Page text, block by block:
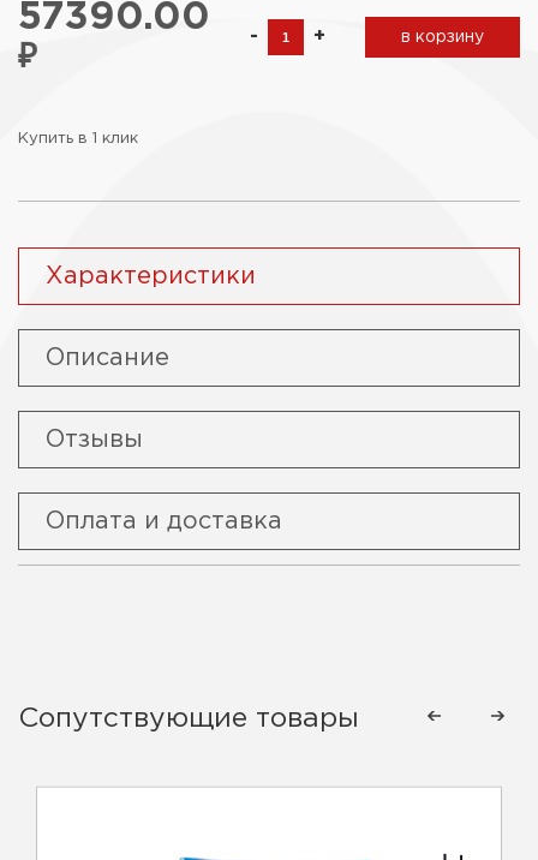
57390.00
₽
- + в корзину
Купить в 1 клик
Характеристики
Описание
Отзывы
Оплата и доставка
Сопутствующие товары